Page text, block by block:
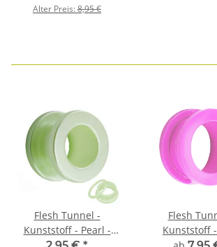
Alter Preis:8,95 €
Flesh Tunnel -
Kunststoff - Pearl -
Flesh
Kunststoff